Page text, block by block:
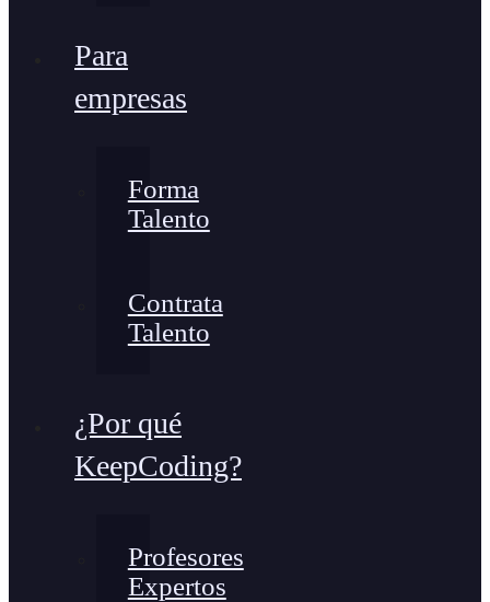
Para
empresas
Forma
Talento
Contrata
Talento
¿Por qué
KeepCoding?
Profesores
Expertos